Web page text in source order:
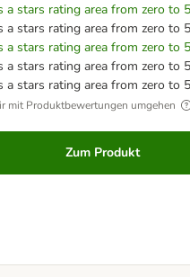
a stars rating area from zero to
a stars rating area from zero to
a stars rating area from zero to
a stars rating area from zero to
a stars rating area from zero to
mit Produktbewertungen umgehen
Zum Produkt